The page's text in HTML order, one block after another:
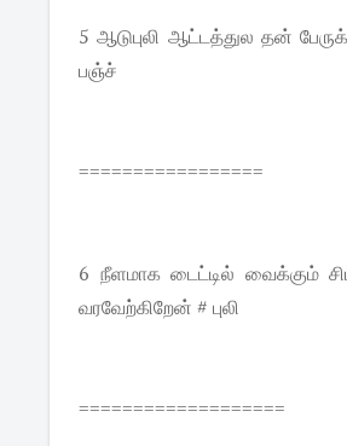
5 ஆடுபுலி ஆட்டத்துல தன்
பஞ்ச்
=================
6 நீளமாக டைட்டில் வைக்கும்
வரவேற்கிறேன் # புலி
===================